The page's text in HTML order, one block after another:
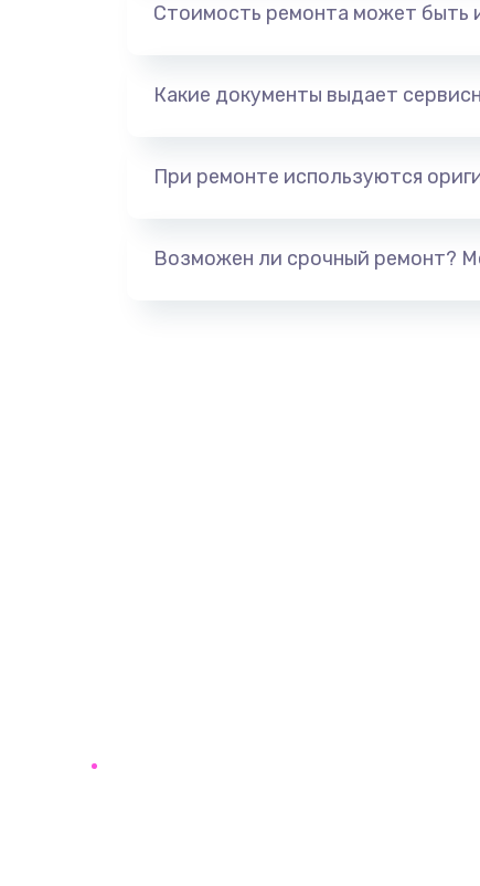
Стоимость ремонта может быть
Какие документы выдает
При ремонте используются
Возможен ли срочный ремонт?